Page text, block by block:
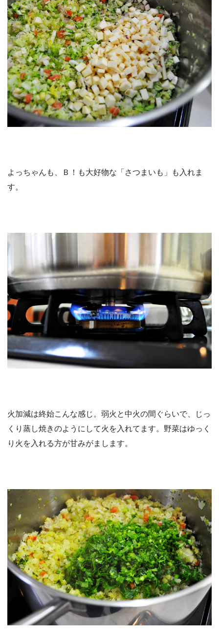
よっちゃんも、Ｂ！も大好物な「さつまいも」も入れま
す。
火加減は終始こんな感じ。弱火と中火の間ぐらいで、じっ
くり蒸し焼きのようにして火を入れてます。野菜はゆっく
り火を入れる方が甘みがまします。